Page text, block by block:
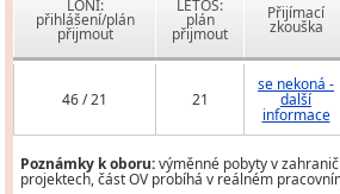
LONI:
přihlášení/plán
přijmout
LETOS:
plán
přijmout
Přijímací
zkouška
46 / 21 21
se nekoná -
další
informace
Poznámky k oboru:výměnné pobyty v
projektech, část OV probíhá v reálném